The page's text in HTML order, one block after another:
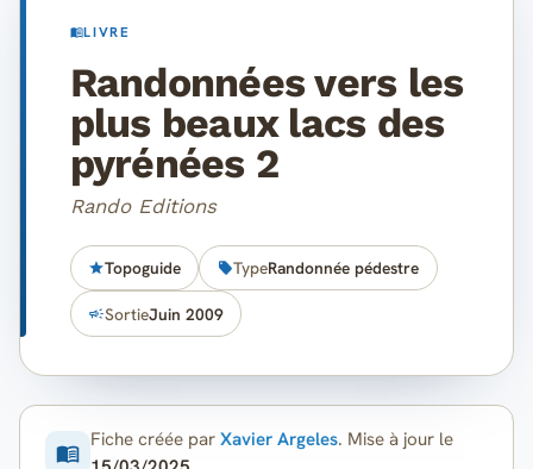
LIVRE
Randonnées vers les
plus beaux lacs des
pyrénées 2
Rando Editions
Topoguide TypeRandonnée pédestre
SortieJuin 2009
Fiche créée par Xavier Argeles. Mise à jour le